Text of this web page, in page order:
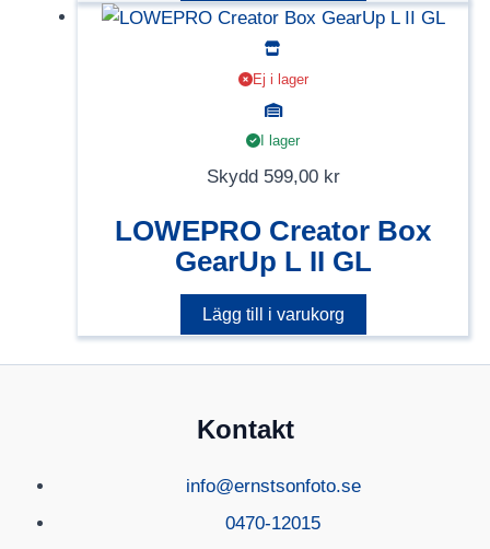
Ej i lager
I lager
Skydd 599,00 kr
LOWEPRO Creator Box
GearUp L II GL
Lägg till i varukorg
Kontakt
info@ernstsonfoto.se
0470-12015